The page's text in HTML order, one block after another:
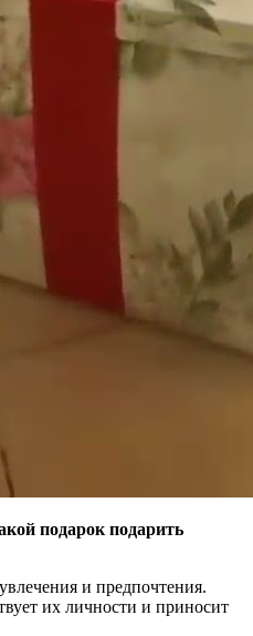
подарок подарить
и предпочтения.
их личности и приносит